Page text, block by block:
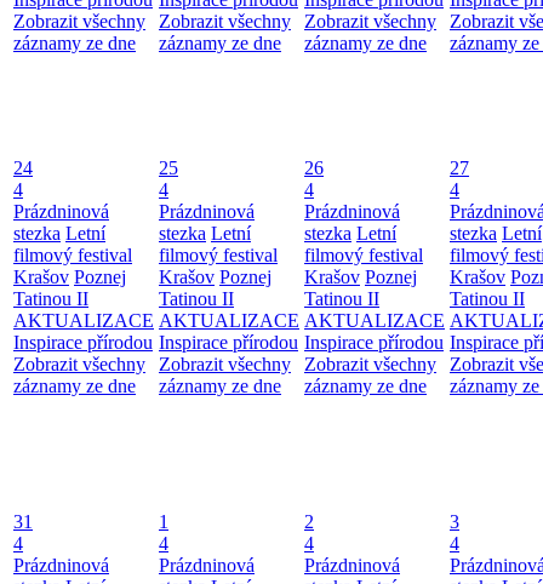
Zobrazit všechny
záznamy ze dne
Zobrazit všechny
záznamy ze dne
Zobrazit všechny
záznamy ze dne
Zobrazit
záznamy
24
4
Prázdninová
stezka Letní
filmový festival
Krašov Poznej
Tatinou II
AKTUALIZACE
Inspirace přírodou
Zobrazit všechny
záznamy ze dne
25
4
Prázdninová
stezka Letní
filmový festival
Krašov Poznej
Tatinou II
AKTUALIZACE
Inspirace přírodou
Zobrazit všechny
záznamy ze dne
26
4
Prázdninová
stezka Letní
filmový festival
Krašov Poznej
Tatinou II
AKTUALIZACE
Inspirace přírodou
Zobrazit všechny
záznamy ze dne
27
4
stezka Letní
filmový
Krašov
Tatinou II
Inspirace
Zobrazit
záznamy
31
4
Prázdninová
1
4
Prázdninová
2
4
Prázdninová
3
4